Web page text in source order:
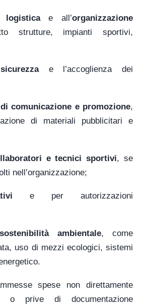
logisticae all’organizzazione
strutture, impianti sportivi,
sicurezzae l’accoglienza dei
comunicazione e promozione,
di materiali pubblicitari e
e tecnici sportivi, se
nell’organizzazione;
e per autorizzazioni
sostenibilità ambientale, come
uso di mezzi ecologici, sistemi
spese non direttamente
o prive di documentazione